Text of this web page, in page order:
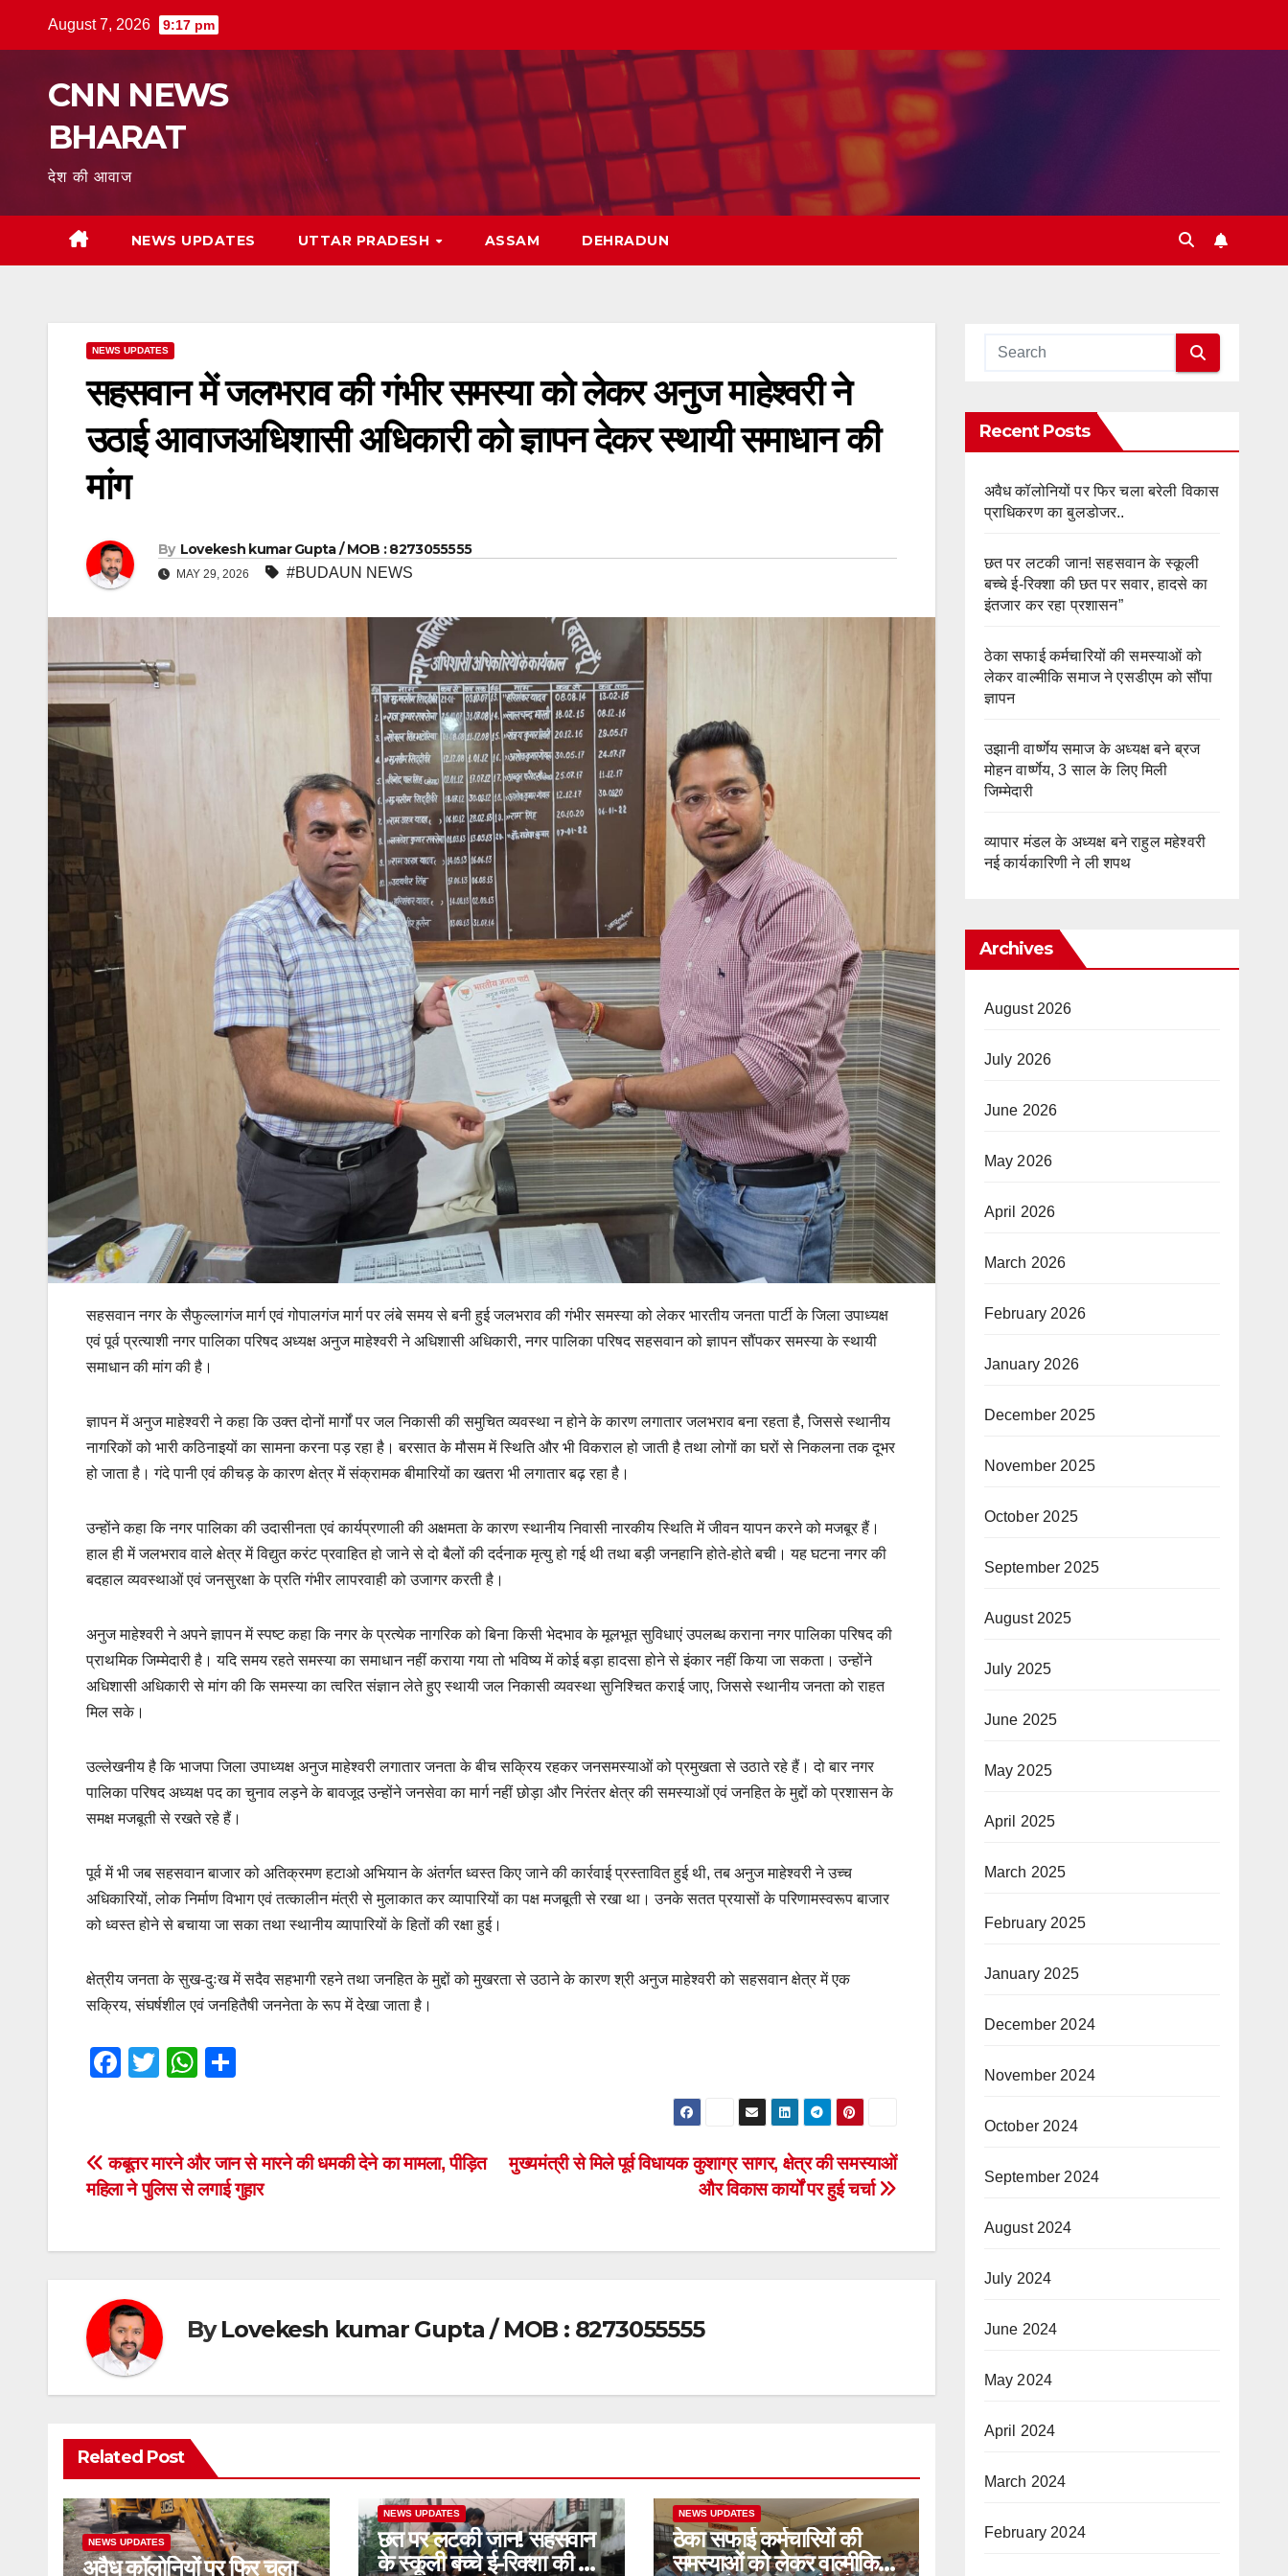
August 7, 2026 9:17 pm
CNN NEWS
BHARAT
देश की आवाज
NEWS UPDATES UTTAR PRADESH ASSAM DEHRADUN
NEWS UPDATES
सहसवान में जलभराव की गंभीर समस्या को लेकर अनुज माहेश्वरी ने
उठाई आवाजअधिशासी अधिकारी को ज्ञापन देकर स्थायी समाधान की
मांग
By Lovekesh kumar Gupta / MOB : 8273055555
MAY 29, 2026 #BUDAUN NEWS
सहसवान नगर के सैफुल्लागंज मार्ग एवं गोपालगंज मार्ग पर लंबे समय से बनी हुई जलभराव की गंभीर समस्या को लेकर भारतीय जनता पार्टी के जिला उपाध्यक्ष
एवं पूर्व प्रत्याशी नगर पालिका परिषद अध्यक्ष अनुज माहेश्वरी ने अधिशासी अधिकारी, नगर पालिका परिषद सहसवान को ज्ञापन सौंपकर समस्या के स्थायी
समाधान की मांग की है।
ज्ञापन में अनुज माहेश्वरी ने कहा कि उक्त दोनों मार्गों पर जल निकासी की समुचित व्यवस्था न होने के कारण लगातार जलभराव बना रहता है, जिससे स्थानीय
नागरिकों को भारी कठिनाइयों का सामना करना पड़ रहा है। बरसात के मौसम में स्थिति और भी विकराल हो जाती है तथा लोगों का घरों से निकलना तक दूभर
हो जाता है। गंदे पानी एवं कीचड़ के कारण क्षेत्र में संक्रामक बीमारियों का खतरा भी लगातार बढ़ रहा है।
उन्होंने कहा कि नगर पालिका की उदासीनता एवं कार्यप्रणाली की अक्षमता के कारण स्थानीय निवासी नारकीय स्थिति में जीवन यापन करने को मजबूर हैं।
हाल ही में जलभराव वाले क्षेत्र में विद्युत करंट प्रवाहित हो जाने से दो बैलों की दर्दनाक मृत्यु हो गई थी तथा बड़ी जनहानि होते-होते बची। यह घटना नगर की
बदहाल व्यवस्थाओं एवं जनसुरक्षा के प्रति गंभीर लापरवाही को उजागर करती है।
अनुज माहेश्वरी ने अपने ज्ञापन में स्पष्ट कहा कि नगर के प्रत्येक नागरिक को बिना किसी भेदभाव के मूलभूत सुविधाएं उपलब्ध कराना नगर पालिका परिषद की
प्राथमिक जिम्मेदारी है। यदि समय रहते समस्या का समाधान नहीं कराया गया तो भविष्य में कोई बड़ा हादसा होने से इंकार नहीं किया जा सकता। उन्होंने
अधिशासी अधिकारी से मांग की कि समस्या का त्वरित संज्ञान लेते हुए स्थायी जल निकासी व्यवस्था सुनिश्चित कराई जाए, जिससे स्थानीय जनता को राहत
मिल सके।
उल्लेखनीय है कि भाजपा जिला उपाध्यक्ष अनुज माहेश्वरी लगातार जनता के बीच सक्रिय रहकर जनसमस्याओं को प्रमुखता से उठाते रहे हैं। दो बार नगर
पालिका परिषद अध्यक्ष पद का चुनाव लड़ने के बावजूद उन्होंने जनसेवा का मार्ग नहीं छोड़ा और निरंतर क्षेत्र की समस्याओं एवं जनहित के मुद्दों को प्रशासन के
समक्ष मजबूती से रखते रहे हैं।
पूर्व में भी जब सहसवान बाजार को अतिक्रमण हटाओ अभियान के अंतर्गत ध्वस्त किए जाने की कार्रवाई प्रस्तावित हुई थी, तब अनुज माहेश्वरी ने उच्च
अधिकारियों, लोक निर्माण विभाग एवं तत्कालीन मंत्री से मुलाकात कर व्यापारियों का पक्ष मजबूती से रखा था। उनके सतत प्रयासों के परिणामस्वरूप बाजार
को ध्वस्त होने से बचाया जा सका तथा स्थानीय व्यापारियों के हितों की रक्षा हुई।
क्षेत्रीय जनता के सुख-दुःख में सदैव सहभागी रहने तथा जनहित के मुद्दों को मुखरता से उठाने के कारण श्री अनुज माहेश्वरी को सहसवान क्षेत्र में एक
सक्रिय, संघर्षशील एवं जनहितैषी जननेता के रूप में देखा जाता है।
F
e
b
o
T
er
W
s
A
p
e
Post
navigation
मुख्यमंत्री से मिले पूर्व विधायक कुशाग्र सागर, क्षेत्र की समस्याओं
और विकास कार्यों पर हुई चर्चा
कबूतर मारने और जान से मारने की धमकी देने का मामला, पीड़ित
महिला ने पुलिस से लगाई गुहार
ByLovekesh kumar Gupta / MOB : 8273055555
Related Post
NEWS UPDATES
अवैध कॉलोनियों पर फिर चला
NEWS UPDATES
छत पर लटकी जान! सहसवान
के स्कूली बच्चे ई-रिक्शा की छत
NEWS UPDATES
ठेका सफाई कर्मचारियों की
समस्याओं को लेकर वाल्मीकि
Recent Posts
अवैध कॉलोनियों पर फिर चला बरेली विकास
प्राधिकरण का बुलडोजर..
छत पर लटकी जान! सहसवान के स्कूली
बच्चे ई-रिक्शा की छत पर सवार, हादसे का
इंतजार कर रहा प्रशासन”
ठेका सफाई कर्मचारियों की समस्याओं को
लेकर वाल्मीकि समाज ने एसडीएम को सौंपा
ज्ञापन
उझानी वार्ष्णेय समाज के अध्यक्ष बने ब्रज
मोहन वार्ष्णेय, 3 साल के लिए मिली
जिम्मेदारी
व्यापार मंडल के अध्यक्ष बने राहुल महेश्वरी
नई कार्यकारिणी ने ली शपथ
Archives
August 2026
July 2026
June 2026
May 2026
April 2026
March 2026
February 2026
January 2026
December 2025
November 2025
October 2025
September 2025
August 2025
July 2025
June 2025
May 2025
April 2025
March 2025
February 2025
January 2025
December 2024
November 2024
October 2024
September 2024
August 2024
July 2024
June 2024
May 2024
April 2024
March 2024
February 2024